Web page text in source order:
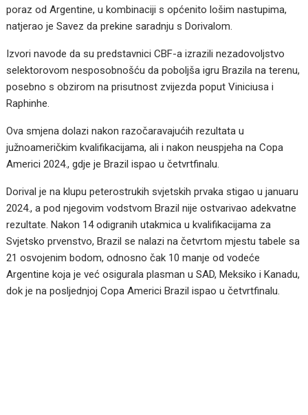
poraz od Argentine, u kombinaciji s općenito lošim nastupima,
natjerao je Savez da prekine saradnju s Dorivalom.
Izvori navode da su predstavnici CBF-a izrazili nezadovoljstvo
selektorovom nesposobnošću da poboljša igru Brazila na terenu,
posebno s obzirom na prisutnost zvijezda poput Viniciusa i
Raphinhe.
Ova smjena dolazi nakon razočaravajućih rezultata u
južnoameričkim kvalifikacijama, ali i nakon neuspjeha na Copa
Americi 2024., gdje je Brazil ispao u četvrtfinalu.
Dorival je na klupu peterostrukih svjetskih prvaka stigao u januaru
2024., a pod njegovim vodstvom Brazil nije ostvarivao adekvatne
rezultate. Nakon 14 odigranih utakmica u kvalifikacijama za
Svjetsko prvenstvo, Brazil se nalazi na četvrtom mjestu tabele sa
21 osvojenim bodom, odnosno čak 10 manje od vodeće
Argentine koja je već osigurala plasman u SAD, Meksiko i Kanadu,
dok je na posljednjoj Copa Americi Brazil ispao u četvrtfinalu.